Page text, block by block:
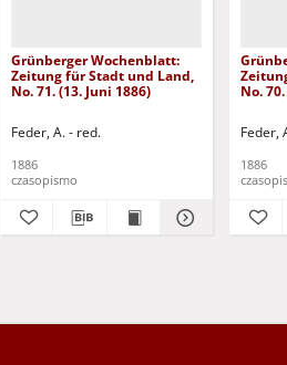
Grünberger Wochenblatt:
Zeitung für Stadt und Land,
No. 71. (13. Juni 1886)
Feder, A. - red.
1886
czasopismo
No.
Feder,
1886